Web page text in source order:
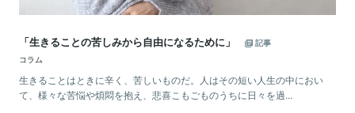
「生きることの苦しみから自由になるために」
記事
コラム
生きることはときに辛く、苦しいものだ。人はその短い人生の中におい
て、様々な苦悩や煩悶を抱え、悲喜こもごものうちに日々を過...